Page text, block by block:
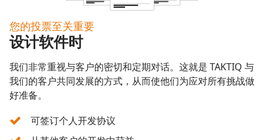
您的投票至关重要
设计软件时
我们非常重视与客户的密切和定期对话。这就是 TAKTIQ 与
我们的客户共同发展的方式，从而使他们为应对所有挑战做
好准备。
可签订个人开发协议